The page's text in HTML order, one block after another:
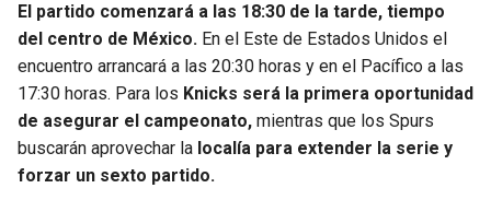
El partido comenzará a las 18:30 de la tarde, tiempo
del centro de México. En el Este de Estados Unidos el
encuentro arrancará a las 20:30 horas y en el Pacífico a las
17:30 horas. Para los Knicks será la primera oportunidad
de asegurar el campeonato, mientras que los Spurs
buscarán aprovechar la localía para extender la serie y
forzar un sexto partido.